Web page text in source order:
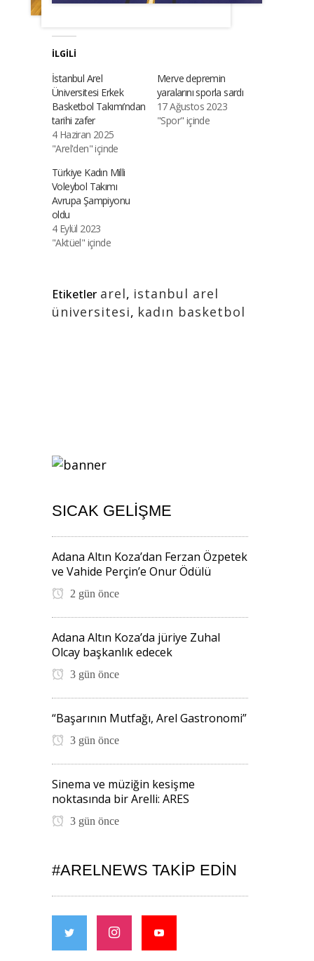
İLGILI
İstanbul Arel
Üniversitesi Erkek
Basketbol Takımı’ndan
tarihi zafer
4 Haziran 2025
"Arel'den" içinde
Merve depremin
yaralarını sporla sardı
17 Ağustos 2023
"Spor" içinde
Türkiye Kadın Milli
Voleybol Takımı
Avrupa Şampiyonu
oldu
4 Eylül 2023
"Aktüel" içinde
Etiketler arel, istanbul arel
üniversitesi, kadın basketbol
SICAK GELIŞME
Adana Altın Koza’dan Ferzan Özpetek
ve Vahide Perçin’e Onur Ödülü
2 gün önce
Adana Altın Koza’da jüriye Zuhal
Olcay başkanlık edecek
3 gün önce
“Başarının Mutfağı, Arel Gastronomi”
3 gün önce
Sinema ve müziğin kesişme
noktasında bir Arelli: ARES
3 gün önce
#ARELNEWS TAKIP EDIN